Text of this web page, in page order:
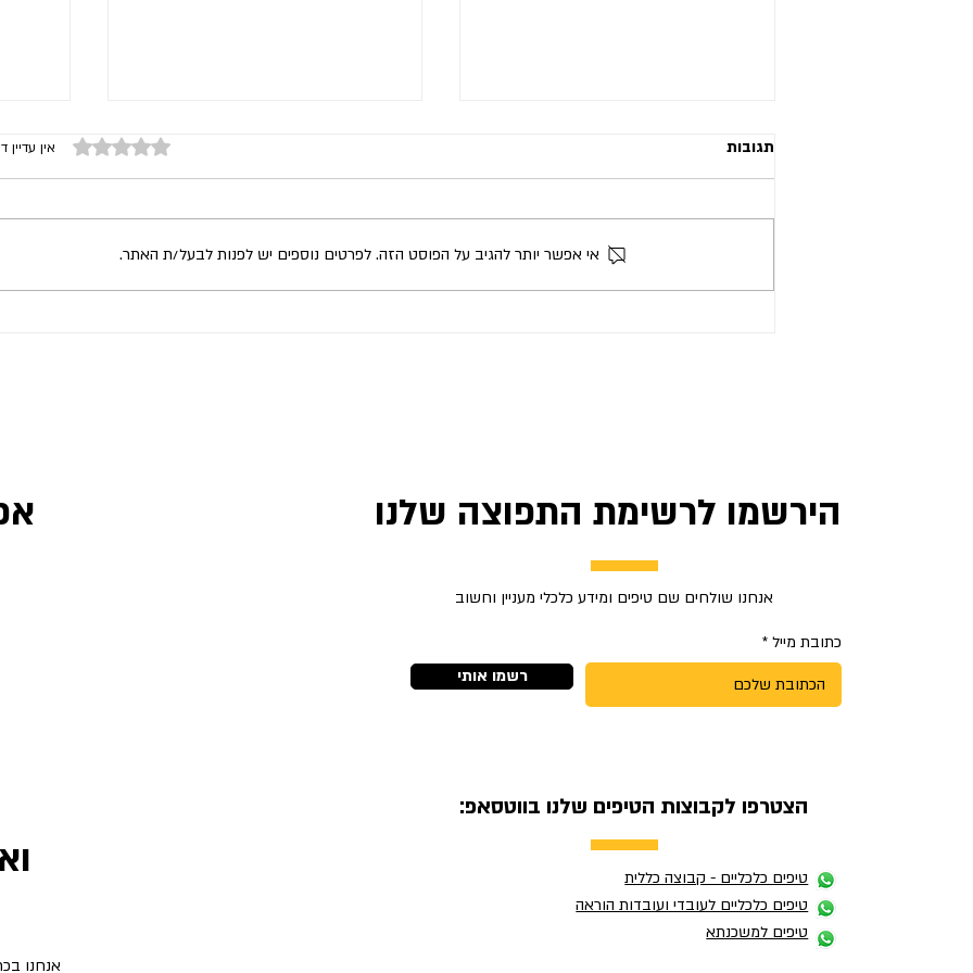
תגובות דירוג של 0 מתוך 5 כוכבים אין עדיין
אי אפשר יותר להגיב על הפוסט הזה. לפרטים נוספים יש לפנות לבעל/ת האתר.
אנחנו בכתובת: אבא
הירשמו לרשימת התפוצה שלנו
אנחנו שולחים שם טיפים ומידע כלכלי מעניין וחשוב
רשמו אותי
כתובת מייל
הצטרפו לקבוצות הטיפים שלנו בווטסאפ:
טיפים כלכליים - קבוצה כללית
טיפים כלכליים לעובדי ועובדות הוראה
טיפים למשכנתא